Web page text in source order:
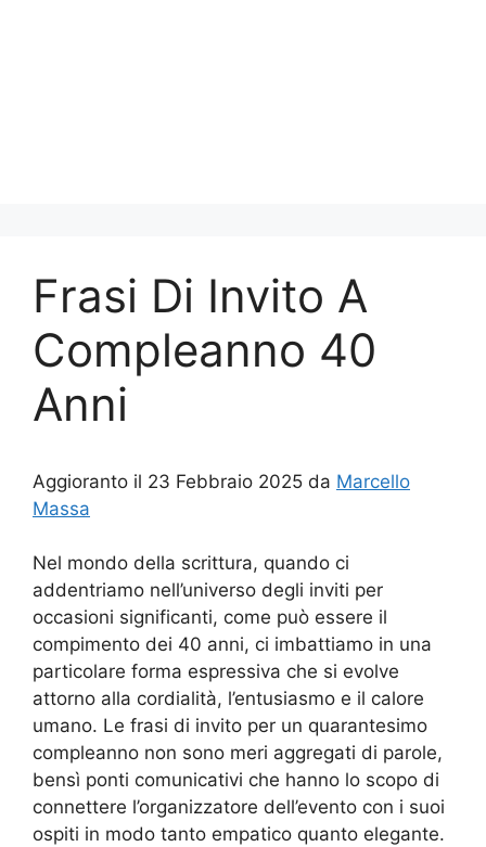
Frasi Di Invito A
Compleanno 40
Anni
Aggioranto il 23 Febbraio 2025 da Marcello
Massa
Nel mondo della scrittura, quando ci
addentriamo nell’universo degli inviti per
occasioni significanti, come può essere il
compimento dei 40 anni, ci imbattiamo in una
particolare forma espressiva che si evolve
attorno alla cordialità, l’entusiasmo e il calore
umano. Le frasi di invito per un quarantesimo
compleanno non sono meri aggregati di parole,
bensì ponti comunicativi che hanno lo scopo di
connettere l’organizzatore dell’evento con i suoi
ospiti in modo tanto empatico quanto elegante.